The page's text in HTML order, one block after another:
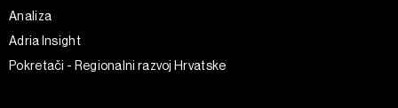
Analiza
Adria Insight
Pokretači - Regionalni razvoj Hrvatske